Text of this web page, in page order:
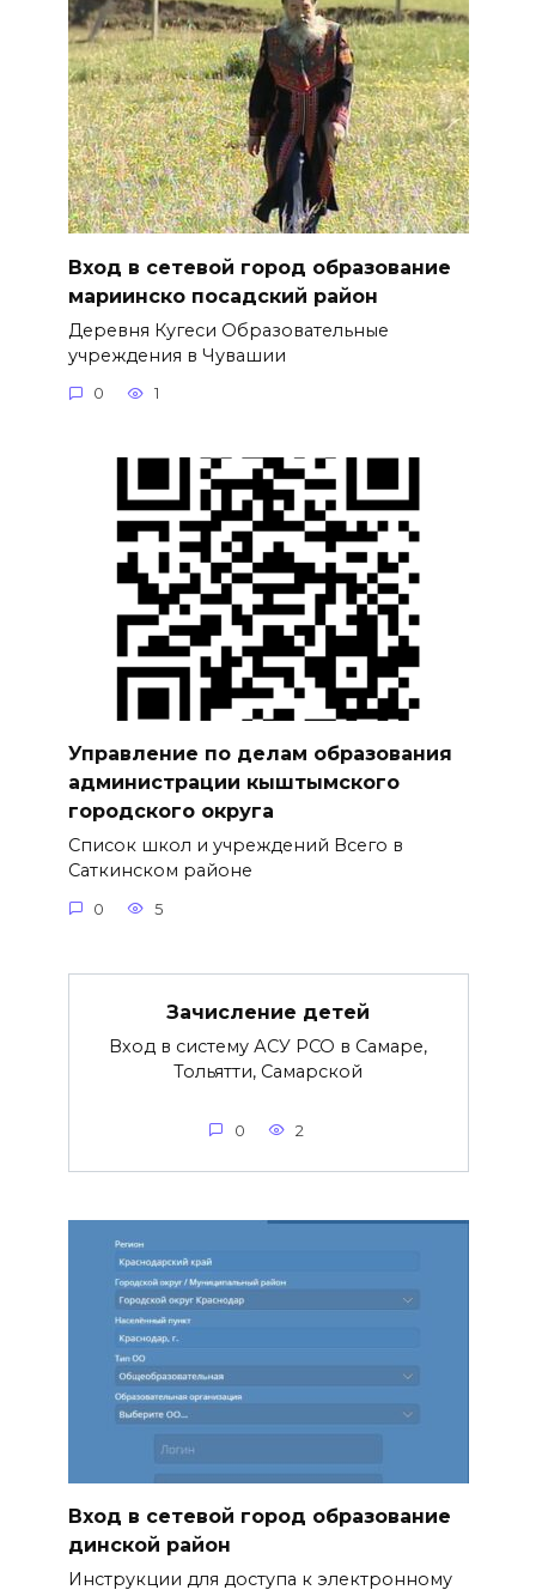
Вход в сетевой город образование
мариинско посадский район
Деревня Кугеси Образовательные
учреждения в Чувашии
0 1
Управление по делам образования
администрации кыштымского
городского округа
Список школ и учреждений Всего в
Саткинском районе
0 5
Зачисление детей
Вход в систему АСУ РСО в Самаре,
Тольятти, Самарской
0 2
Вход в сетевой город образование
динской район
Инструкции для доступа к электронному